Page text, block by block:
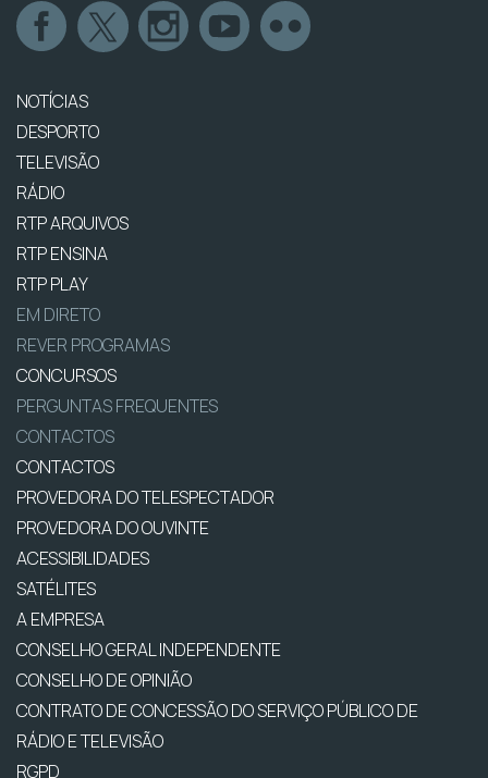
NOTÍCIAS
DESPORTO
TELEVISÃO
RÁDIO
RTP ARQUIVOS
RTP ENSINA
RTP PLAY
EM DIRETO
REVER PROGRAMAS
CONCURSOS
PERGUNTAS FREQUENTES
CONTACTOS
CONTACTOS
PROVEDORA DO TELESPECTADOR
PROVEDORA DO OUVINTE
ACESSIBILIDADES
SATÉLITES
A EMPRESA
CONSELHO GERAL INDEPENDENTE
CONSELHO DE OPINIÃO
CONTRATO DE CONCESSÃO DO SERVIÇO PÚBLICO DE
RÁDIO E TELEVISÃO
RGPD